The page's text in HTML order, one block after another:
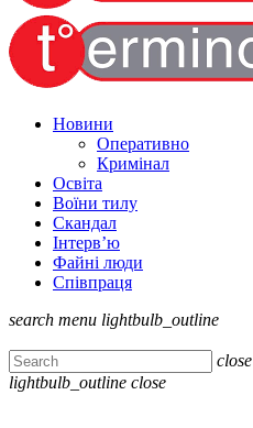
Новини
Оперативно
Кримінал
Освіта
Воїни тилу
Скандал
Інтерв’ю
Файні люди
Співпраця
search menu lightbulb_outline
close
lightbulb_outline close